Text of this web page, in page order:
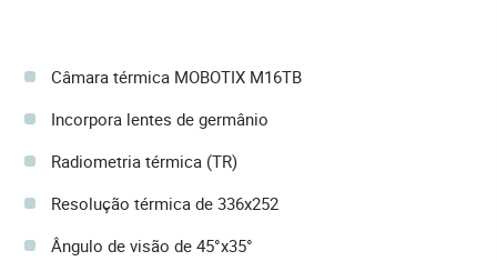
Câmara térmica MOBOTIX M16TB
Incorpora lentes de germânio
Radiometria térmica (TR)
Resolução térmica de 336x252
Ângulo de visão de 45°x35°